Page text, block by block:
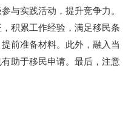
与实践活动，提升竞争力。
积累工作经验，满足移民条
前准备材料。此外，融入当
助于移民申请。最后，注意